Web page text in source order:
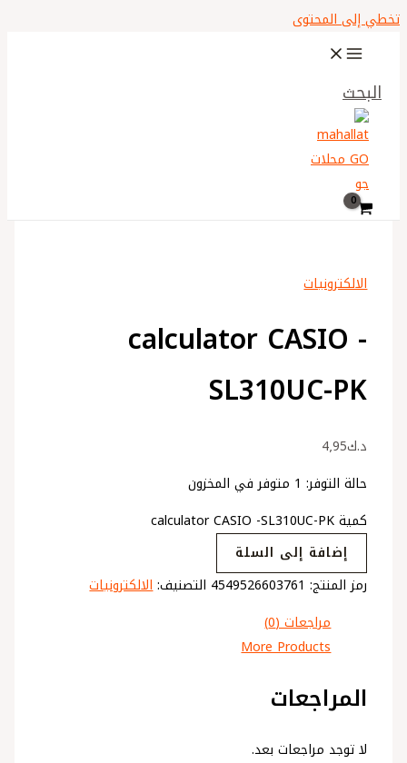
تخطي إلى المحتوى
البحث
الالكترونيات
calculator CASIO -
SL310UC-PK
د.ك4٫95
حالة التوفر: 1 متوفر في المخزون
كمية calculator CASIO -SL310UC-PK
إضافة إلى السلة
رمز المنتج: 4549526603761 التصنيف:الالكترونيات
مراجعات (0)
More Products
المراجعات
لا توجد مراجعات بعد.